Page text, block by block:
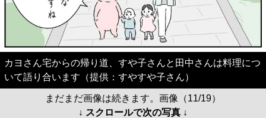
カヨさん宅からの帰り道、すや子さんと田中さんは料理につ
いて語り合います（提供：すやすや子さん）
まだまだ画像は続きます。画像（11/19）
↓ スクロールで次の写真 ↓